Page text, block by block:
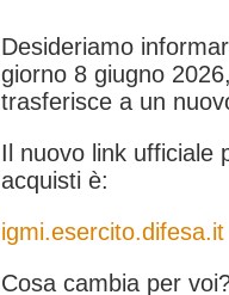
Desideriamo
giorno 8 giugno
trasferisce a un
Il nuovo link ufficiale
acquisti è:
igmi.esercito.difesa.it
Cosa cambia per